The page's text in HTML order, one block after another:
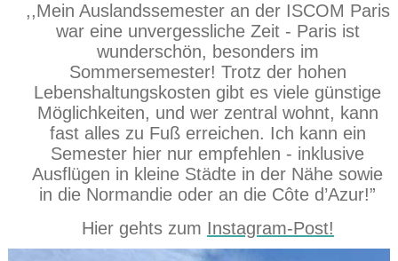
,,Mein Auslandssemester an der ISCOM Paris
war eine unvergessliche Zeit - Paris ist
wunderschön, besonders im
Sommersemester! Trotz der hohen
Lebenshaltungskosten gibt es viele günstige
Möglichkeiten, und wer zentral wohnt, kann
fast alles zu Fuß erreichen. Ich kann ein
Semester hier nur empfehlen - inklusive
Ausflügen in kleine Städte in der Nähe sowie
in die Normandie oder an die Côte d’Azur!”
Hier gehts zum Instagram-Post!